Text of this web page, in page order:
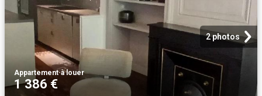
2 photos
Appartement·à louer
1 386 €